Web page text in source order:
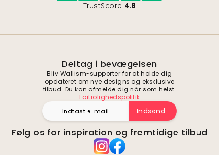
TrustScore 4.8
Deltag i bevægelsen
Bliv Wallism-supporter for at holde dig
opdateret om nye designs og eksklusive
tilbud. Du kan afmelde dig når som helst.
Fortrolighedspolitik
Indsend
Følg os for inspiration og fremtidige tilbud